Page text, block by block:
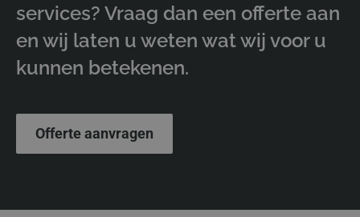
services? Vraag dan een offerte aan
en wij laten u weten wat wij voor u
kunnen betekenen.
Offerte aanvragen